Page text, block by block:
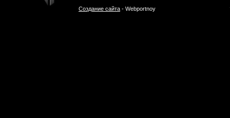
Создание сайта - Webportnoy